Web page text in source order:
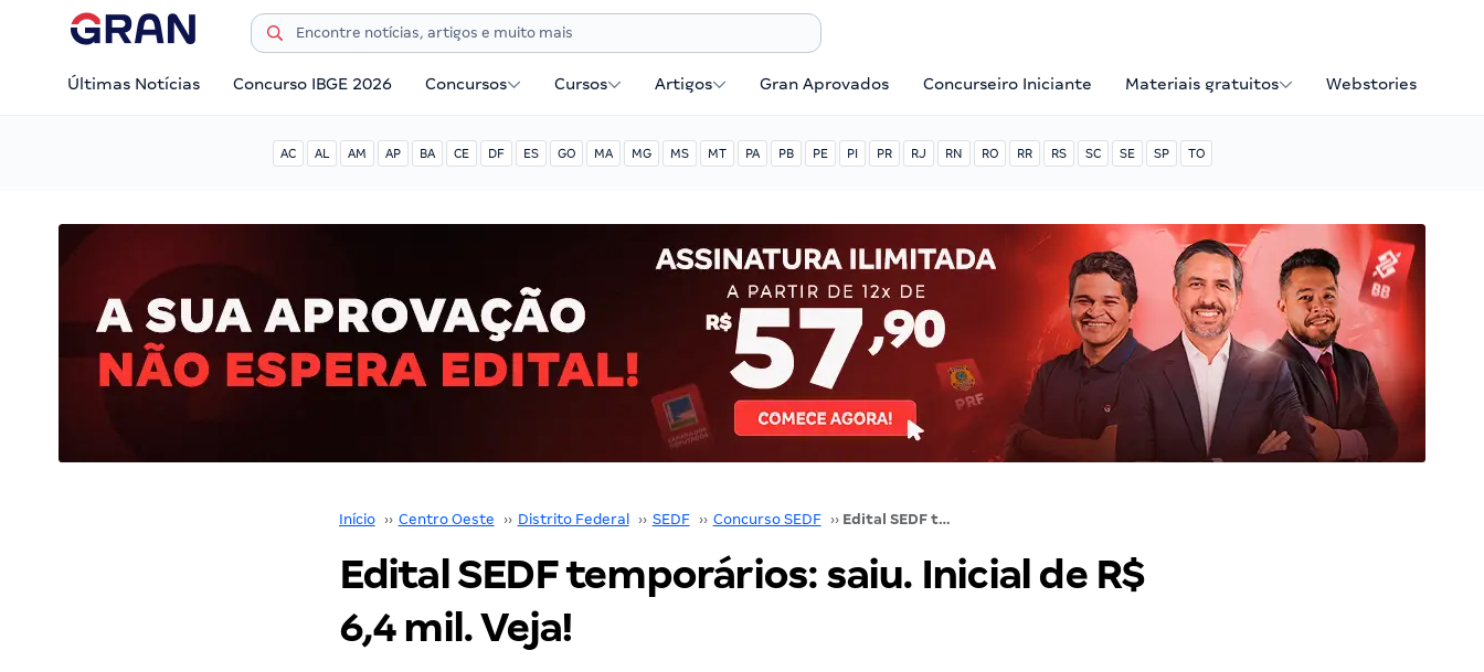
Últimas Notícias Concurso IBGE 2026 Concursos Cursos Artigos Gran Aprovados Concurseiro Iniciante Materiais gratuitos Webstories
AC AL AM AP BA CE DF ES GO MA MG MS MT PA PB PE PI PR RJ RN RO RR RS SC SE SP TO
Início ›› Centro Oeste ›› Distrito Federal ›› SEDF ›› Concurso SEDF ›› Edital SEDF temporários: saiu. Inicial de R$ 6,4 mil. Veja!
Edital SEDF temporários: saiu. Inicial de R$
6,4 mil. Veja!